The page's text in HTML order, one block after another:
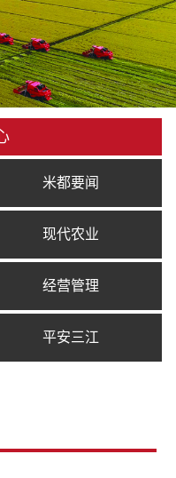
米都要闻
现代农业
经营管理
平安三江